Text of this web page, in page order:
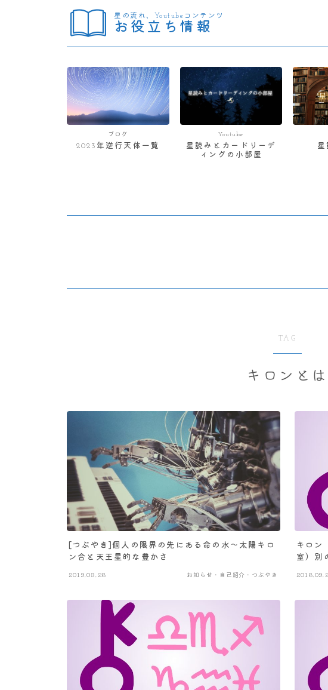
星の流れ、Youtubeコンテンツ
お役立ち情報
ブログ
2023年逆行天体一覧
Youtube
星読みとカードリーデ
ィングの小部屋
星
TAG
キロンとは
[つぶやき]個人の限界の先にある命の水～太陽キロ
ン合と天王星的な豊かさ
2019.03.28 お知らせ・自己紹介・つぶやき
キロン
室）別